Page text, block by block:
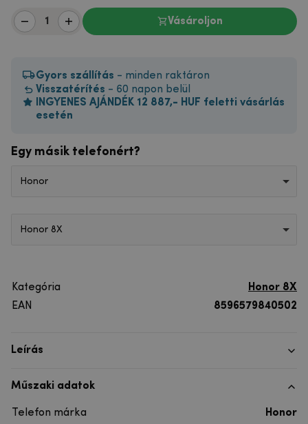
Vásároljon
Gyors szállítás - minden raktáron
Visszatérítés - 60 napon belül
INGYENES AJÁNDÉK 12 887,- HUF feletti vásárlás
esetén
Egy másik telefonért?
Honor
Honor 8X
Kategória
Honor 8X
EAN
8596579840502
Leírás
Műszaki adatok
Telefon márka
Honor